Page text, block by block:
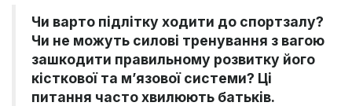
Чи варто підлітку ходити до спортзалу?
Чи не можуть силові тренування з вагою
зашкодити правильному розвитку його
кісткової та м’язової системи? Ці
питання часто хвилюють батьків.